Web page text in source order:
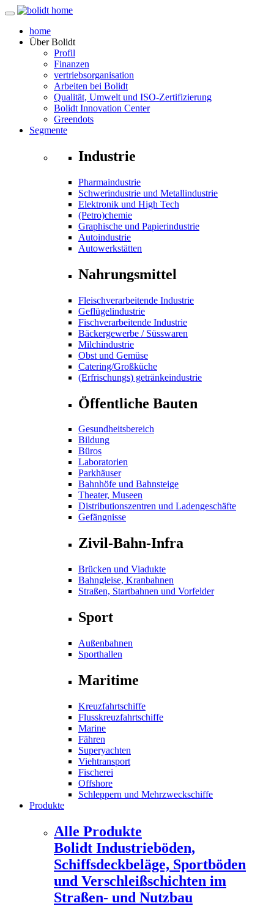
home
ÜberBolidt
Profil
Finanzen
vertriebsorganisation
Arbeiten bei Bolidt
Qualität, Umwelt und ISO-Zertifizierung
Bolidt Innovation Center
Greendots
Segmente
Industrie
Pharmaindustrie
Schwerindustrie und Metallindustrie
Elektronik und High Tech
(Petro)chemie
Graphische und Papierindustrie
Autoindustrie
Autowerkstätten
Nahrungsmittel
Fleischverarbeitende Industrie
Geflügelindustrie
Fischverarbeitende Industrie
Bäckergewerbe / Süsswaren
Milchindustrie
Obst und Gemüse
Catering/Großküche
(Erfrischungs) getränkeindustrie
Öffentliche Bauten
Gesundheitsbereich
Bildung
Büros
Laboratorien
Parkhäuser
Bahnhöfe und Bahnsteige
Theater, Museen
Distributionszentren und Ladengeschäfte
Gefängnisse
Zivil-Bahn-Infra
Brücken und Viadukte
Bahngleise, Kranbahnen
Straßen, Startbahnen und Vorfelder
Sport
Außenbahnen
Sporthallen
Maritime
Kreuzfahrtschiffe
Flusskreuzfahrtschiffe
Marine
Fähren
Superyachten
Viehtransport
Fischerei
Offshore
Schleppern und Mehrzweckschiffe
Produkte
Alle Produkte
Bolidt Industrieböden,
Schiffsdeckbeläge, Sportböden
und Verschleißschichten im
Straßen- und Nutzbau